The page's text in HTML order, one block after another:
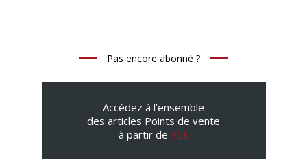
Pas encore abonné ?
Accédez à l’ensemble
des articles Points de vente
à partir de 95€